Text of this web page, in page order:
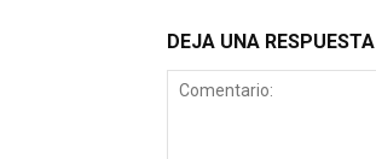
DEJA UNA RESPUESTA